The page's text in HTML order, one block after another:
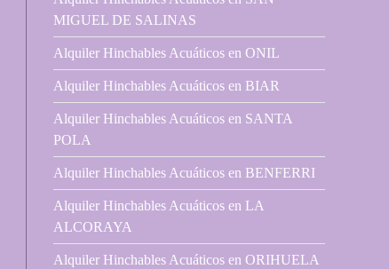
MIGUEL DE SALINAS
Alquiler Hinchables Acuáticos en ONIL
Alquiler Hinchables Acuáticos en BIAR
Alquiler Hinchables Acuáticos en SANTA
POLA
Alquiler Hinchables Acuáticos en BENFERRI
Alquiler Hinchables Acuáticos en LA
ALCORAYA
Alquiler Hinchables Acuáticos en ORIHUELA